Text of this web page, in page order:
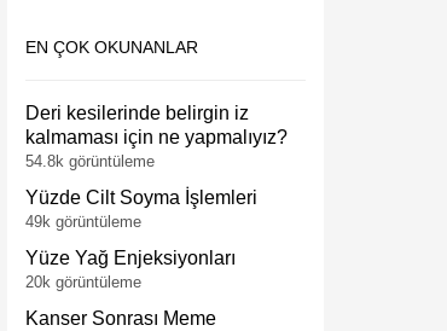
EN ÇOK OKUNANLAR
Deri kesilerinde belirgin iz
kalmaması için ne yapmalıyız?
54.8k görüntüleme
Yüzde Cilt Soyma İşlemleri
49k görüntüleme
Yüze Yağ Enjeksiyonları
20k görüntüleme
Kanser Sonrası Meme